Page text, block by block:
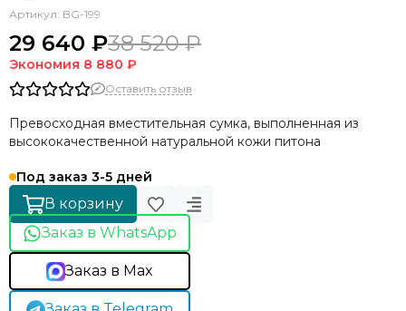
Артикул: BG-199
29 640 ₽38 520 ₽
Экономия 8 880 ₽
Оставить отзыв
Превосходная вместительная сумка, выполненная из
высококачественной натуральной кожи питона
Под заказ 3-5 дней
В корзину
Заказ в WhatsApp
Заказ в Max